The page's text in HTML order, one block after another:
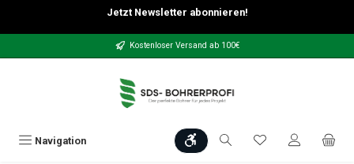
Zum Hauptinhalt springenJetzt Newsletter abonnieren!
Kostenloser Versand ab 100€
Navigation Werkzeugleiste anzeigen
Du hast 0